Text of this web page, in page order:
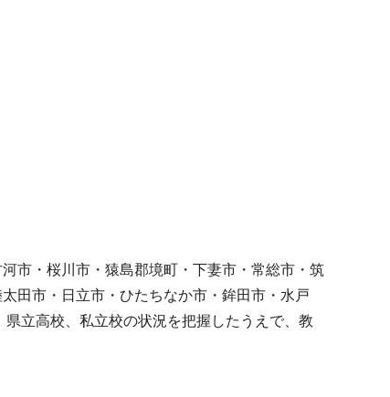
市・桜川市・猿島郡境町・下妻市・常総市・筑
田市・日立市・ひたちなか市・鉾田市・水戸
立高校、私立校の状況を把握したうえで、教